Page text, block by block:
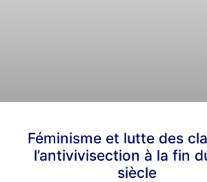
Féminisme et lutte des
l’antivivisection à la fin
siècle